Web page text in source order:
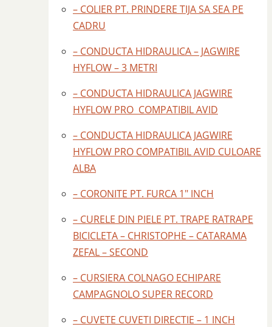
– COLIER PT. PRINDERE TIJA SA SEA PE
CADRU
– CONDUCTA HIDRAULICA – JAGWIRE
HYFLOW – 3 METRI
– CONDUCTA HIDRAULICA JAGWIRE
HYFLOW PRO COMPATIBIL AVID
– CONDUCTA HIDRAULICA JAGWIRE
HYFLOW PRO COMPATIBIL AVID CULOARE
ALBA
– CORONITE PT. FURCA 1" INCH
– CURELE DIN PIELE PT. TRAPE RATRAPE
BICICLETA – CHRISTOPHE – CATARAMA
ZEFAL – SECOND
– CURSIERA COLNAGO ECHIPARE
CAMPAGNOLO SUPER RECORD
– CUVETE CUVETI DIRECTIE – 1 INCH